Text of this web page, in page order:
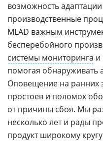
возможность
производственные
MLAD важным
бесперебойного
системы мониторинга и
помогая обнаруживать
Оповещение на ранних
простоев и поломок
от причины сбоя. Мы
несколько лет и рады
продукт широкому